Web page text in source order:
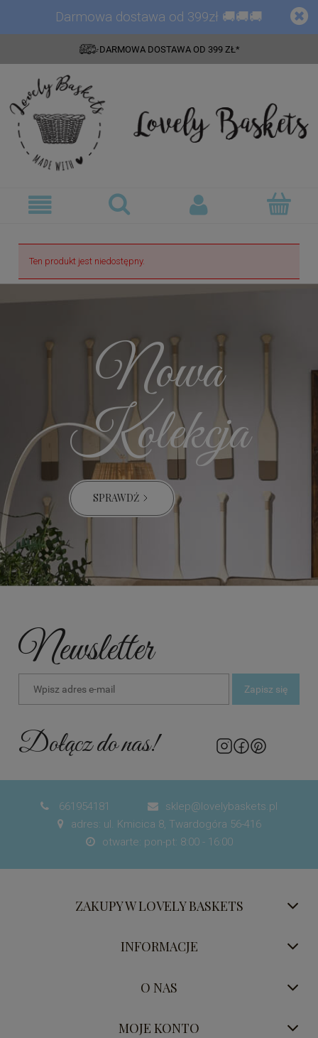
Darmowa dostawa od 399zł 🚚🚚🚚
DARMOWA DOSTAWA OD 399 ZŁ*
Ten produkt jest niedostępny.
Nowa
Kolekcja
SPRAWDŹ
Newsletter
Zapisz się
Dołącz do nas!
 661954181  sklep@lovelybaskets.pl
 adres: ul. Kmicica 8, Twardogóra 56-416
 otwarte: pon-pt: 8:00 - 16:00
ZAKUPY W LOVELY BASKETS
INFORMACJE
O NAS
MOJE KONTO